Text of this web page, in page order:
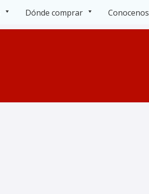
Dónde comprar Conocenos